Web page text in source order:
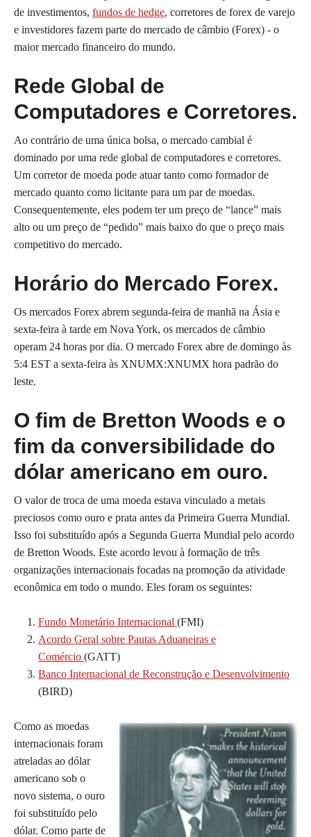
de investimentos, fundos de hedge, corretores de forex de varejo
e investidores fazem parte do mercado de câmbio (Forex) - o
maior mercado financeiro do mundo.
Rede Global de
Computadores e Corretores.
Ao contrário de uma única bolsa, o mercado cambial é
dominado por uma rede global de computadores e corretores.
Um corretor de moeda pode atuar tanto como formador de
mercado quanto como licitante para um par de moedas.
Consequentemente, eles podem ter um preço de “lance” mais
alto ou um preço de “pedido” mais baixo do que o preço mais
competitivo do mercado.
Horário do Mercado Forex.
Os mercados Forex abrem segunda-feira de manhã na Ásia e
sexta-feira à tarde em Nova York, os mercados de câmbio
operam 24 horas por dia. O mercado Forex abre de domingo às
5:4 EST a sexta-feira às XNUMX:XNUMX hora padrão do
leste.
O fim de Bretton Woods e o
fim da conversibilidade do
dólar americano em ouro.
O valor de troca de uma moeda estava vinculado a metais
preciosos como ouro e prata antes da Primeira Guerra Mundial.
Isso foi substituído após a Segunda Guerra Mundial pelo acordo
de Bretton Woods. Este acordo levou à formação de três
organizações internacionais focadas na promoção da atividade
econômica em todo o mundo. Eles foram os seguintes:
Fundo Monetário Internacional (FMI)
Acordo Geral sobre Pautas Aduaneiras e
Comércio (GATT)
Banco Internacional de Reconstrução e Desenvolvimento
(BIRD)
Como as moedas
internacionais foram
atreladas ao dólar
americano sob o
novo sistema, o ouro
foi substituído pelo
dólar. Como parte de